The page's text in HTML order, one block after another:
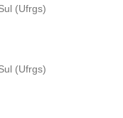
(Ufrgs)
(Ufrgs)